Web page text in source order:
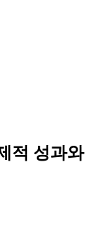
적 성과와